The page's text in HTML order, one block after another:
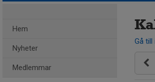
Hem
Nyheter
Medlemmar
Gå till